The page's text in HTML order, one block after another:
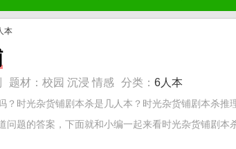
本
题材：校园 沉浸 情感 分类： 6人本
？时光杂货铺剧本杀是几人本？时光杂货铺剧本杀推
问题的答案，下面就和小编一起来看时光杂货铺剧